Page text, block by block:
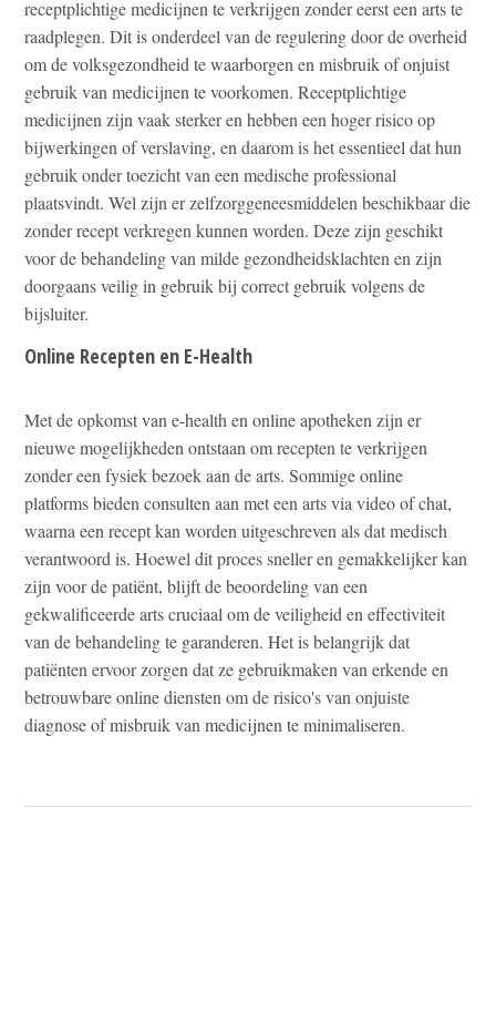
receptplichtige medicijnen te verkrijgen zonder eerst een arts te
raadplegen. Dit is onderdeel van de regulering door de overheid
om de volksgezondheid te waarborgen en misbruik of onjuist
gebruik van medicijnen te voorkomen. Receptplichtige
medicijnen zijn vaak sterker en hebben een hoger risico op
bijwerkingen of verslaving, en daarom is het essentieel dat hun
gebruik onder toezicht van een medische professional
plaatsvindt. Wel zijn er zelfzorggeneesmiddelen beschikbaar die
zonder recept verkregen kunnen worden. Deze zijn geschikt
voor de behandeling van milde gezondheidsklachten en zijn
doorgaans veilig in gebruik bij correct gebruik volgens de
bijsluiter.
Online Recepten en E-Health
Met de opkomst van e-health en online apotheken zijn er
nieuwe mogelijkheden ontstaan om recepten te verkrijgen
zonder een fysiek bezoek aan de arts. Sommige online
platforms bieden consulten aan met een arts via video of chat,
waarna een recept kan worden uitgeschreven als dat medisch
verantwoord is. Hoewel dit proces sneller en gemakkelijker kan
zijn voor de patiënt, blijft de beoordeling van een
gekwalificeerde arts cruciaal om de veiligheid en effectiviteit
van de behandeling te garanderen. Het is belangrijk dat
patiënten ervoor zorgen dat ze gebruikmaken van erkende en
betrouwbare online diensten om de risico's van onjuiste
diagnose of misbruik van medicijnen te minimaliseren.